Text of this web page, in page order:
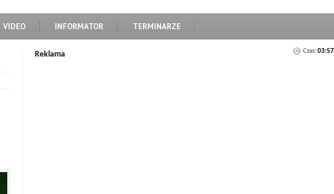
VIDEO INFORMATOR TERMINARZE
Czas:03:57
Reklama